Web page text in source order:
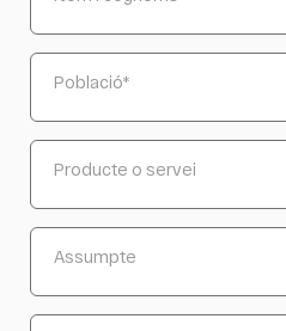
Població*
Producte o servei
Assumpte